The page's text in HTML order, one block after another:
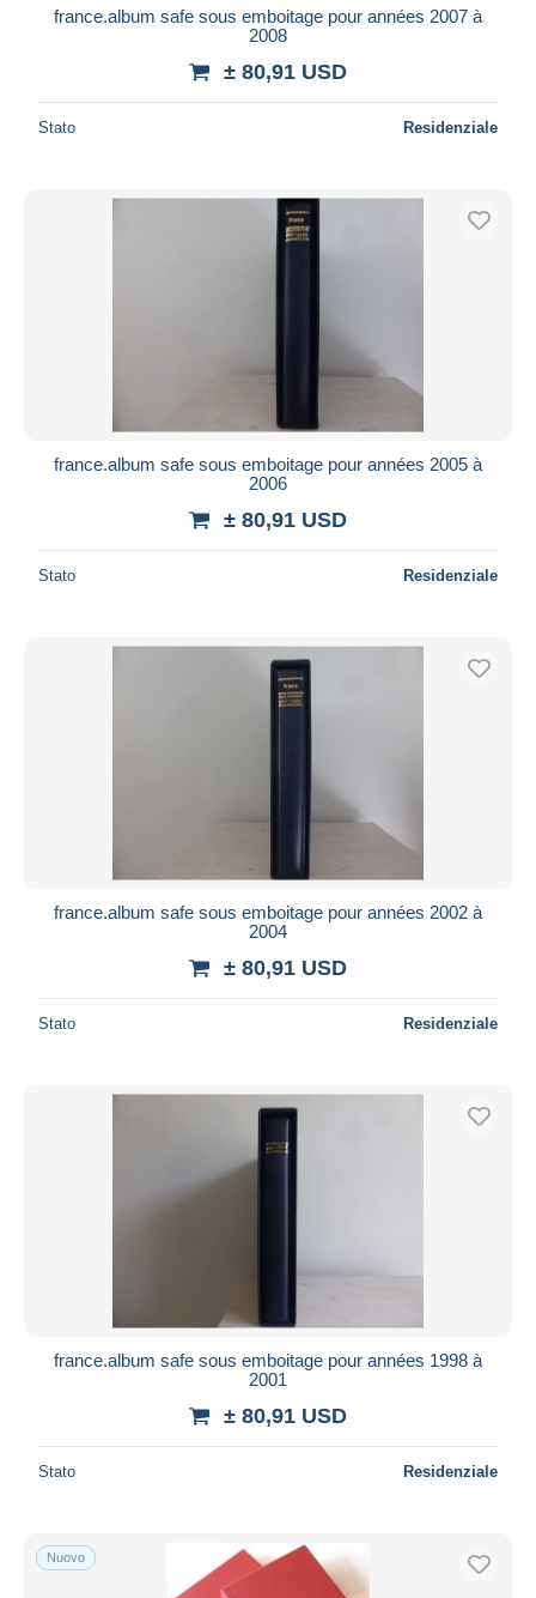
france.album safe sous emboitage pour années 2007 à
2008
± 80,91 USD
Stato Residenziale
france.album safe sous emboitage pour années 2005 à
2006
± 80,91 USD
Stato Residenziale
france.album safe sous emboitage pour années 2002 à
2004
± 80,91 USD
Stato Residenziale
france.album safe sous emboitage pour années 1998 à
2001
± 80,91 USD
Stato Residenziale
Nuovo